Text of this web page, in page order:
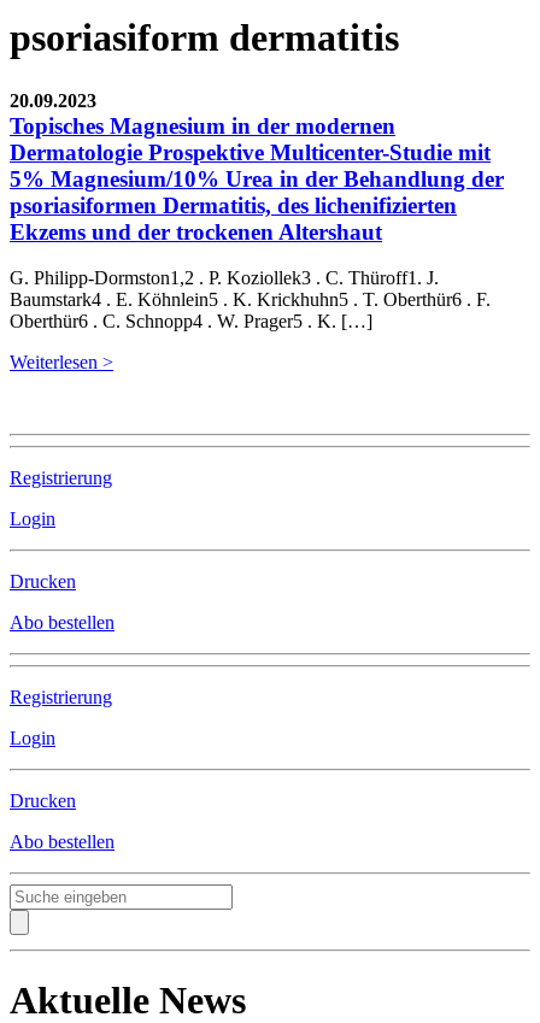
psoriasiform dermatitis
20.09.2023
Topisches Magnesium in der modernen
Dermatologie Prospektive Multicenter-Studie mit
5% Magnesium/10% Urea in der Behandlung der
psoriasiformen Dermatitis, des lichenifizierten
Ekzems und der trockenen Altershaut
G. Philipp-Dormston1,2 . P. Koziollek3 . C. Thüroff1. J.
Baumstark4 . E. Köhnlein5 . K. Krickhuhn5 . T. Oberthür6 . F.
Oberthür6 . C. Schnopp4 . W. Prager5 . K. […]
Weiterlesen >
Registrierung
Login
Drucken
Abo bestellen
Registrierung
Login
Drucken
Abo bestellen
Aktuelle News